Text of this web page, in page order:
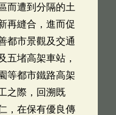
而遭到分隔的土
再縫合，進而促
都市景觀及交通
五堵高架車站，
等都市鐵路高架
之際，回溯既
，在保有優良傳